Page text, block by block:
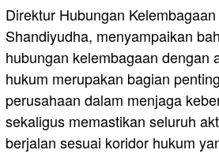
Direktur Hubungan
Shandiyudha, menyampaikan
hubungan kelembagaan dengan
hukum merupakan bagian
perusahaan dalam menjaga
sekaligus memastikan seluruh
berjalan sesuai koridor hukum